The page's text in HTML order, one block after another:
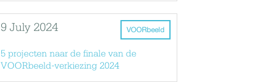
VOORbeeld
9 July 2024
5 projecten naar de finale van de
VOORbeeld-verkiezing 2024